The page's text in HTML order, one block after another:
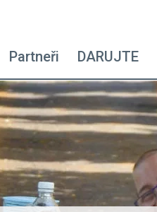
- right
Partneři DARUJTE